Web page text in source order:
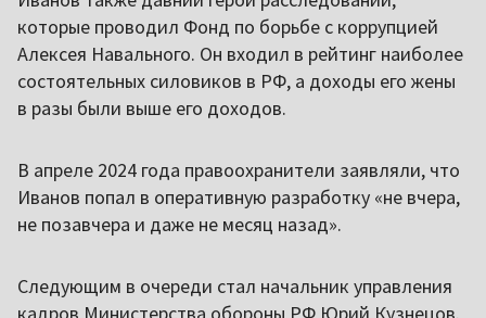
которые проводил Фонд по борьбе с коррупцией
Алексея Навального. Он входил в рейтинг наиболее
состоятельных силовиков в РФ, а доходы его жены
в разы были выше его доходов.
В апреле 2024 года правоохранители заявляли, что
Иванов попал в оперативную разработку «не вчера,
не позавчера и даже не месяц назад».
Следующим в очереди стал начальник управления
кадров Министерства обороны РФ Юрий Кузнецов.